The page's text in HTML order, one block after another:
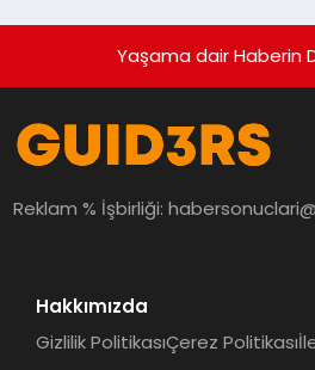
Yaşama dair Haberin
Reklam % İşbirliği:
Hakkımızda
Gizlilik PolitikasıÇerez Politikası